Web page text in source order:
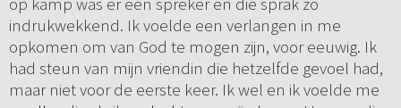
indrukwekkend. Ik voelde een verlangen in me
opkomen om van God te mogen zijn, voor eeuwig. Ik
had steun van mijn vriendin die hetzelfde gevoel had,
maar niet voor de eerste keer. Ik wel en ik voelde me